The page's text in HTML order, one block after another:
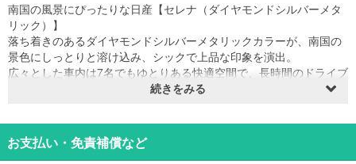
南国の風景にぴったりな日産【セレナ（ダイヤモンドシルバーメタ
リック）】
落ち着きのあるダイヤモンドシルバーメタリックカラーが、南国の
景色にしっとりと溶け込み、シックで上品な印象を演出。
広々とした車内は7名でもゆとりある快適空間で、長時間のドライブ
もリラックスして楽しめます。
スーツケースやアウトドア用品もラクラク収納可能です。
広いフロントガラスによる開放的な視界で、初めての宮古島の道で
も安心して運転できるのも魅力。
続きをみる
お支払い・免責補償など